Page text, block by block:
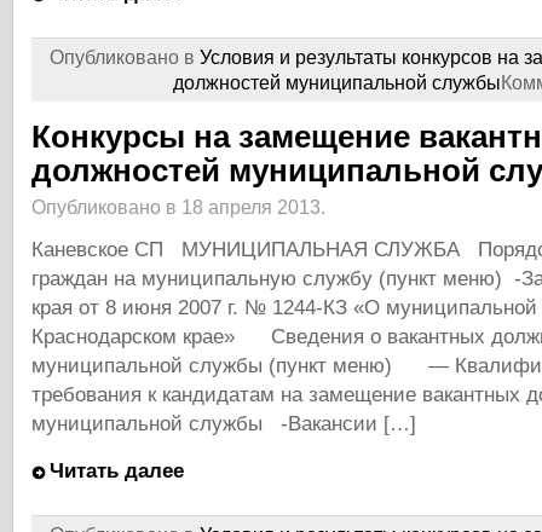
Опубликовано в Условия и результаты конкурсов на
должностей муниципальной службы
Конкурсы на замещение
должностей муниципальной
Опубликовано в 18 апреля 2013.
Каневское СП МУНИЦИПАЛЬНАЯ СЛУЖБА
граждан на муниципальную службу (пункт меню) -
края от 8 июня 2007 г. № 1244-КЗ «О
Краснодарском крае» Сведения о вакантных
муниципальной службы (пункт меню) —
требования к кандидатам на замещение вакантных
муниципальной службы -Вакансии […]
Читать далее